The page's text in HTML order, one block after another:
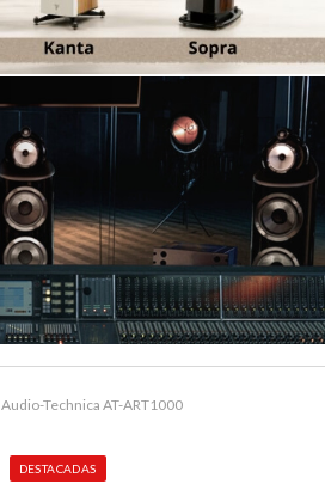
Audio-Technica AT-ART1000
DESTACADAS